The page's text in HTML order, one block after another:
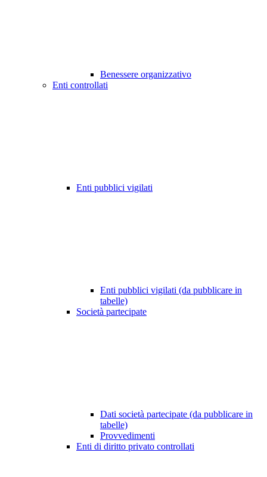
Benessere organizzativo
Enti controllati
Enti pubblici vigilati
Enti pubblici vigilati (da pubblicare in
tabelle)
Società partecipate
Dati società partecipate (da pubblicare in
tabelle)
Provvedimenti
Enti di diritto privato controllati